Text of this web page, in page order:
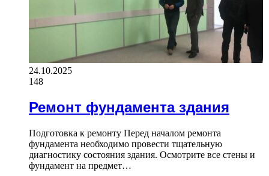
24.10.2025
148
Ремонт фундамента здания
Подготовка к ремонту Перед началом ремонта
фундамента необходимо провести тщательную
диагностику состояния здания. Осмотрите все стены и
фундамент на предмет…